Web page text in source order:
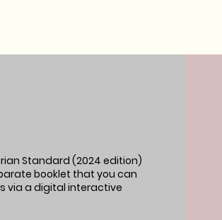
Standard (2024 edition)
booklet that you can
via a digital interactive